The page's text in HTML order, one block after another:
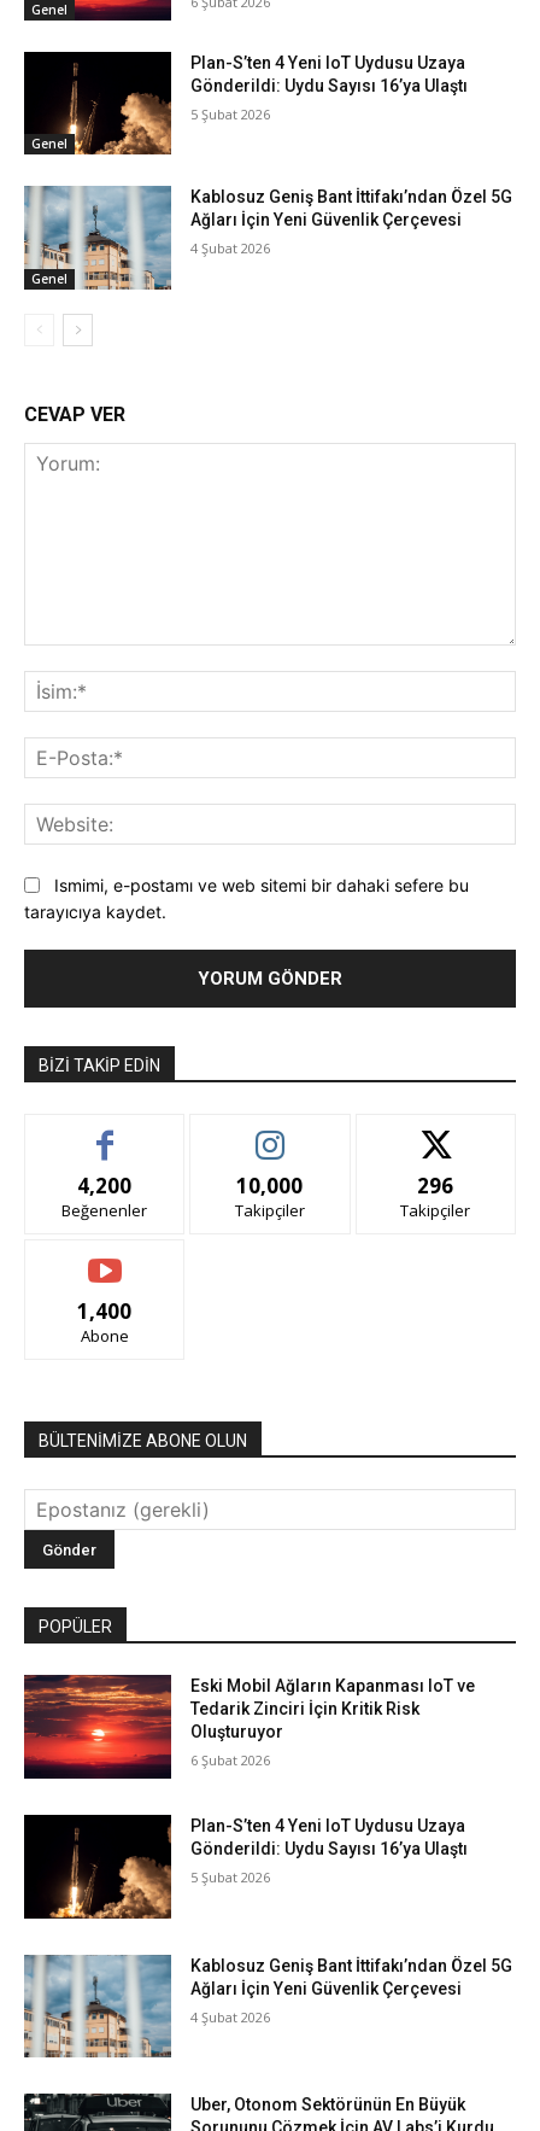
Genel
Genel
Plan-S’ten 4 Yeni IoT Uydusu Uzaya
Gönderildi: Uydu Sayısı 16’ya Ulaştı
5 Şubat 2026
Genel
Kablosuz Geniş Bant İttifakı’ndan Özel 5G
Ağları İçin Yeni Güvenlik Çerçevesi
4 Şubat 2026
CEVAP VER
Ismimi, e-postamı ve web sitemi bir dahaki sefere bu
tarayıcıya kaydet.
BIZI TAKIP EDIN
4,200
Beğenenler
10,000
Takipçiler
296
Takipçiler
1,400
Abone
BÜLTENİMİZE ABONE OLUN
POPÜLER
Eski Mobil Ağların Kapanması IoT ve
Tedarik Zinciri İçin Kritik Risk
Oluşturuyor
6 Şubat 2026
Plan-S’ten 4 Yeni IoT Uydusu Uzaya
Gönderildi: Uydu Sayısı 16’ya Ulaştı
5 Şubat 2026
Kablosuz Geniş Bant İttifakı’ndan Özel 5G
Ağları İçin Yeni Güvenlik Çerçevesi
4 Şubat 2026
Uber, Otonom Sektörünün En Büyük